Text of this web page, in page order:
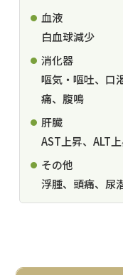
血液
白血球減少
消化器
嘔気・嘔吐、口
痛、腹鳴
肝臓
AST上昇、ALT
その他
浮腫、頭痛、尿